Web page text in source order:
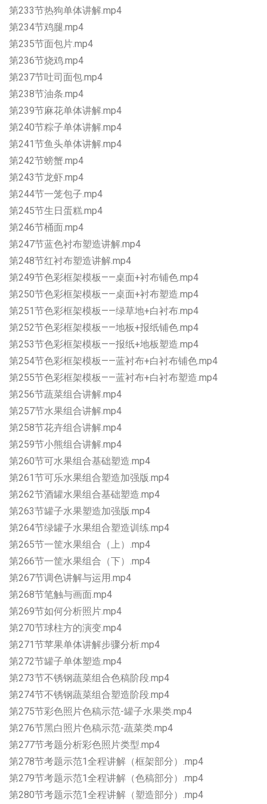
第233节热狗单体讲解.mp4
第234节鸡腿.mp4
第235节面包片.mp4
第236节烧鸡.mp4
第237节吐司面包.mp4
第238节油条.mp4
第239节麻花单体讲解.mp4
第240节粽子单体讲解.mp4
第241节鱼头单体讲解.mp4
第242节螃蟹.mp4
第243节龙虾.mp4
第244节一笼包子.mp4
第245节生日蛋糕.mp4
第246节桶面.mp4
第247节蓝色衬布塑造讲解.mp4
第248节红衬布塑造讲解.mp4
第249节色彩框架模板——桌面+衬布铺色.mp4
第250节色彩框架模板——桌面+衬布塑造.mp4
第251节色彩框架模板——绿草地+白衬布.mp4
第252节色彩框架模板——地板+报纸铺色.mp4
第253节色彩框架模板——报纸+地板塑造.mp4
第254节色彩框架模板——蓝衬布+白衬布铺色.mp4
第255节色彩框架模板——蓝衬布+白衬布塑造.mp4
第256节蔬菜组合讲解.mp4
第257节水果组合讲解.mp4
第258节花卉组合讲解.mp4
第259节小熊组合讲解.mp4
第260节可水果组合基础塑造.mp4
第261节可乐水果组合塑造加强版.mp4
第262节酒罐水果组合基础塑造.mp4
第263节罐子水果塑造加强版.mp4
第264节绿罐子水果组合塑造训练.mp4
第265节一筐水果组合（上）.mp4
第266节一筐水果组合（下）.mp4
第267节调色讲解与运用.mp4
第268节笔触与画面.mp4
第269节如何分析照片.mp4
第270节球柱方的演变.mp4
第271节苹果单体讲解步骤分析.mp4
第272节罐子单体塑造.mp4
第273节不锈钢蔬菜组合色稿阶段.mp4
第274节不锈钢蔬菜组合塑造阶段.mp4
第275节彩色照片色稿示范-罐子水果类.mp4
第276节黑白照片色稿示范-蔬菜类.mp4
第277节考题分析彩色照片类型.mp4
第278节考题示范1全程讲解（框架部分）.mp4
第279节考题示范1全程讲解（色稿部分）.mp4
第280节考题示范1全程讲解（塑造部分）.mp4